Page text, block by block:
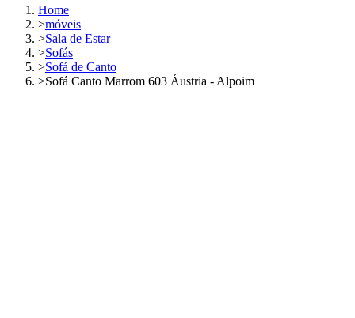
Home
>móveis
>Sala de Estar
>Sofás
>Sofá de Canto
>Sofá Canto Marrom 603 Áustria - Alpoim